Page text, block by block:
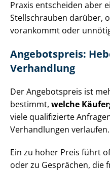
Praxis entscheiden aber
Stellschrauben darüber,
vorankommt oder
Angebotspreis:
Verhandlung
Der Angebotspreis ist
bestimmt, welche
viele qualifizierte
Verhandlungen verlaufen.
Ein zu hoher Preis führt
oder zu Gesprächen, die